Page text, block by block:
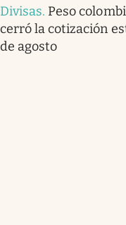
Divisas. Peso
cerró la cotización
de agosto